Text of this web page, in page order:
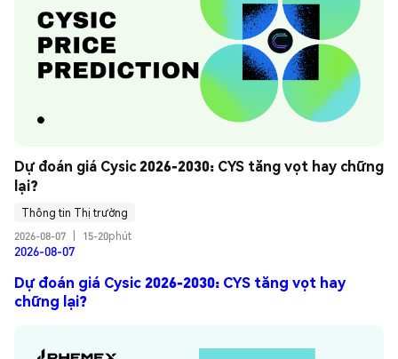
Dự đoán giá Cysic 2026-2030: CYS tăng vọt hay chững
lại?
Thông tin Thị trường
2026-08-07
15-20phút
2026-08-07
Dự đoán giá Cysic 2026-2030: CYS tăng vọt hay
chững lại?